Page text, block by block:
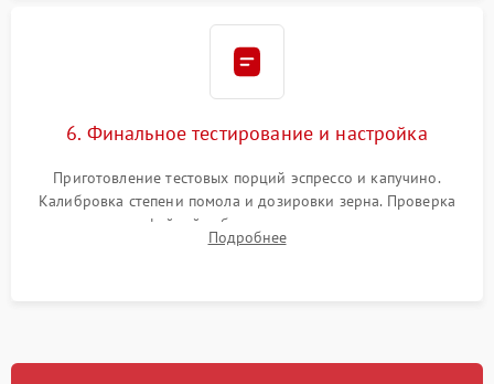
6. Финальное тестирование и настройка
Приготовление тестовых порций эспрессо и капучино.
Калибровка степени помола и дозировки зерна. Проверка
плотности кофейной таблетки, температуры напитка и
качества молочной пены. Контроль отсутствия посторонних
Подробнее